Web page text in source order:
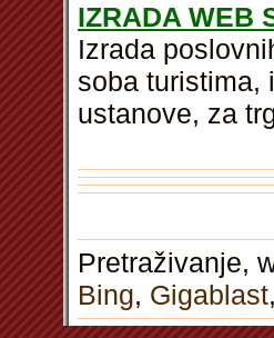
IZRADA WEB
Izrada
soba turistima,
ustanove, za
Pretraživanje,
Bing, Gigablast,